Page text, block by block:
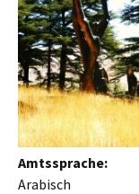
Amtssprache:
Arabisch